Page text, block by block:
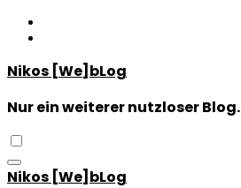
Zum
Inhalt
Nikos [We]bLog
Nur ein weiterer nutzloser Blog.
Nikos [We]bLog